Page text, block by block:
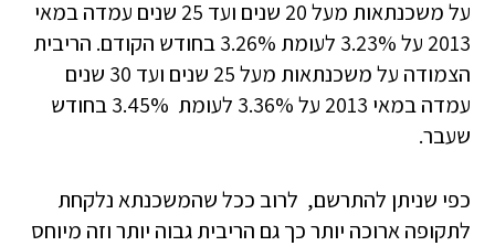
על משכנתאות מעל 20 שנים ועד 25 שנים עמדה במאי
2013 על 3.23% לעומת 3.26% בחודש הקודם. הריבית
הצמודה על משכנתאות מעל 25 שנים ועד 30 שנים
עמדה במאי 2013 על 3.36% לעומת 3.45% בחודש
שעבר.
כפי שניתן להתרשם, לרוב ככל שהמשכנתא נלקחת
לתקופה ארוכה יותר כך גם הריבית גבוה יותר וזה מיוחס